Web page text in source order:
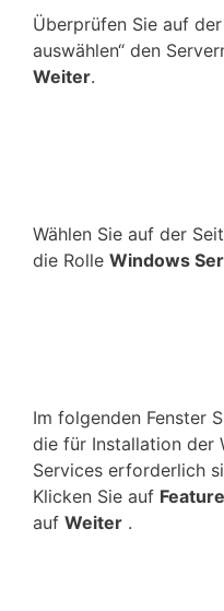
Überprüfen Sie auf
auswählen“ den
Weiter.
Wählen Sie auf der
die Rolle Windows
Im folgenden Fenster
die für Installation der
Services erforderlich
Klicken Sie auf
auf Weiter .